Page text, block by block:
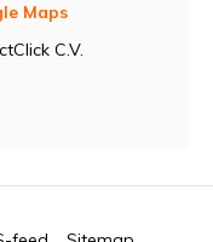
Maps
C.V.